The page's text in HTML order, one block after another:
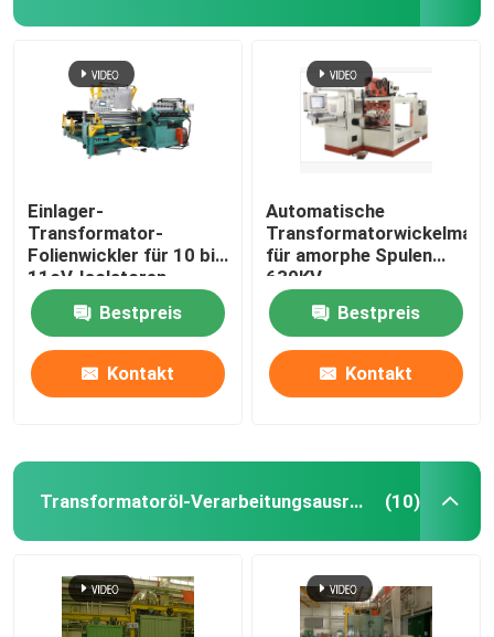
Einlager-
Transformator-
Folienwickler für 10 bis
11oV-Isolatoren
Bestpreis
Kontakt
Automatische
für amorphe Spulen
630KV
Öltransformator
Bestpreis
Kontakt
Transformatoröl-Verarbeitungsausrüstung (10)